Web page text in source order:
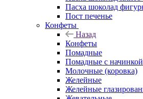
Пасха шоколад
Пост печенье
Конфеты
Назад
Конфеты
Помадные
Помадные с начинкой
Молочные (коровка)
Желейные
Желейные